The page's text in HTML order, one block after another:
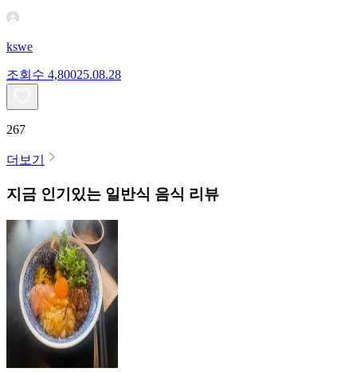
kswe
조회수 4,80025.08.28
267
더보기
지금 인기있는 일반식 음식 리뷰